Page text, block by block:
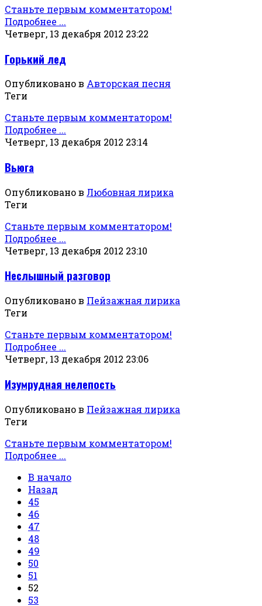
Станьте первым комментатором!
Подробнее ...
Четверг, 13 декабря 2012 23:22
Горький лед
Опубликовано в Авторская песня
Теги
Станьте первым комментатором!
Подробнее ...
Четверг, 13 декабря 2012 23:14
Вьюга
Опубликовано в Любовная лирика
Теги
Станьте первым комментатором!
Подробнее ...
Четверг, 13 декабря 2012 23:10
Неслышный разговор
Опубликовано в Пейзажная лирика
Теги
Станьте первым комментатором!
Подробнее ...
Четверг, 13 декабря 2012 23:06
Изумрудная нелепость
Опубликовано в Пейзажная лирика
Теги
Станьте первым комментатором!
Подробнее ...
В начало
Назад
45
46
47
48
49
50
51
52
53